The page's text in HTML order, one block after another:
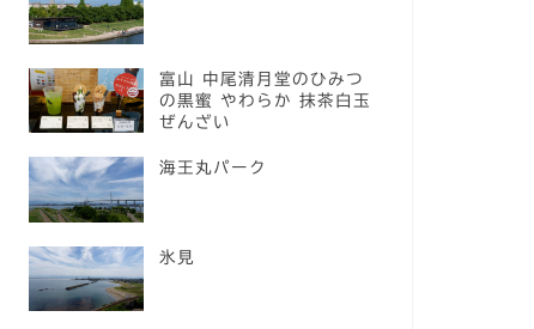
富山 中尾清月堂のひみつ
の黒蜜 やわらか 抹茶白玉
ぜんざい
海王丸パーク
氷見